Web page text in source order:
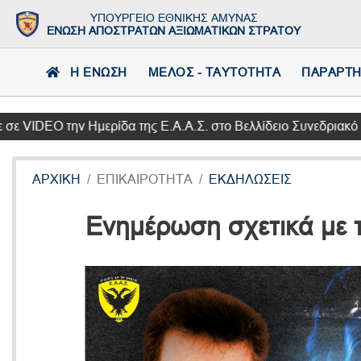
ΥΠΟΥΡΓΕΙΟ ΕΘΝΙΚΗΣ ΑΜΥΝΑΣ
ΕΝΩΣΗ ΑΠΟΣΤΡΑΤΩΝ ΑΞΙΩΜΑΤΙΚΩΝ ΣΤΡΑΤΟΥ
Η ΕΝΩΣΗ ΜΕΛΟΣ - ΤΑΥΤΟΤΗΤΑ
την Ημερίδα της Ε.Α.Α.Σ. στο Βελλίδειο Συνεδριακό
ΑΡΧΙΚΗ ΕΠΙΚΑΙΡΟΤΗΤΑ ΕΚΔΗΛΩΣΕΙΣ
Ενημέρωση σχετικά